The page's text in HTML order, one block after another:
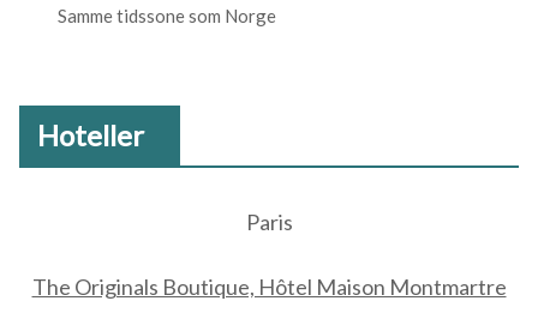
Samme tidssone som Norge
Hoteller
Paris
The Originals Boutique, Hôtel Maison Montmartre